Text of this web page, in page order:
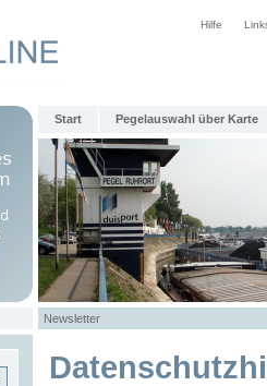
Hilfe
Start Pegelauswahl über Karte
Newsletter